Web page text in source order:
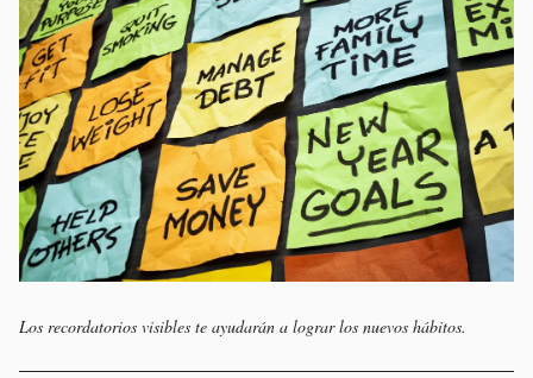
Los recordatorios visibles te ayudarán a lograr los nuevos hábitos.